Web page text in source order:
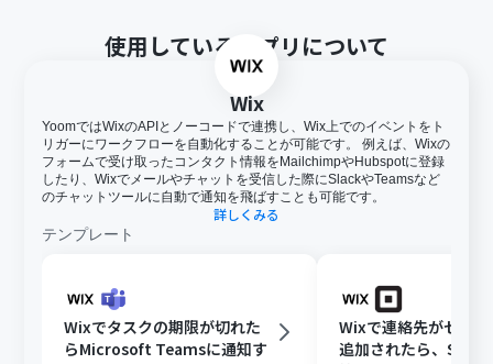
使用しているアプリについて
Wix
YoomではWixのAPIとノーコードで連携し、Wix上でのイベントをト
リガーにワークフローを自動化することが可能です。 例えば、Wixの
フォームで受け取ったコンタクト情報をMailchimpやHubspotに登録
したり、Wixでメールやチャットを受信した際にSlackやTeamsなど
のチャットツールに自動で通知を飛ばすことも可能です。
詳しくみる
テンプレート
Wixでタスクの期限が切れた
らMicrosoft Teamsに通知す
Wixで連絡先がセグ
追加されたら、